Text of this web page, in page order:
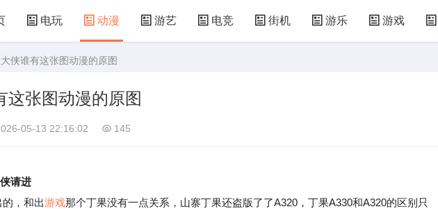
电玩 动漫 游艺 电竞 街机 游乐 游戏
游戏 娃娃机
侠谁有这张图动漫的原图
这张图动漫的原图
05-13 22:16:02 145
请进
，和出游戏那个丁果没有一点关系，山寨丁果还盗版了了A320，丁果A330和A320的区别只